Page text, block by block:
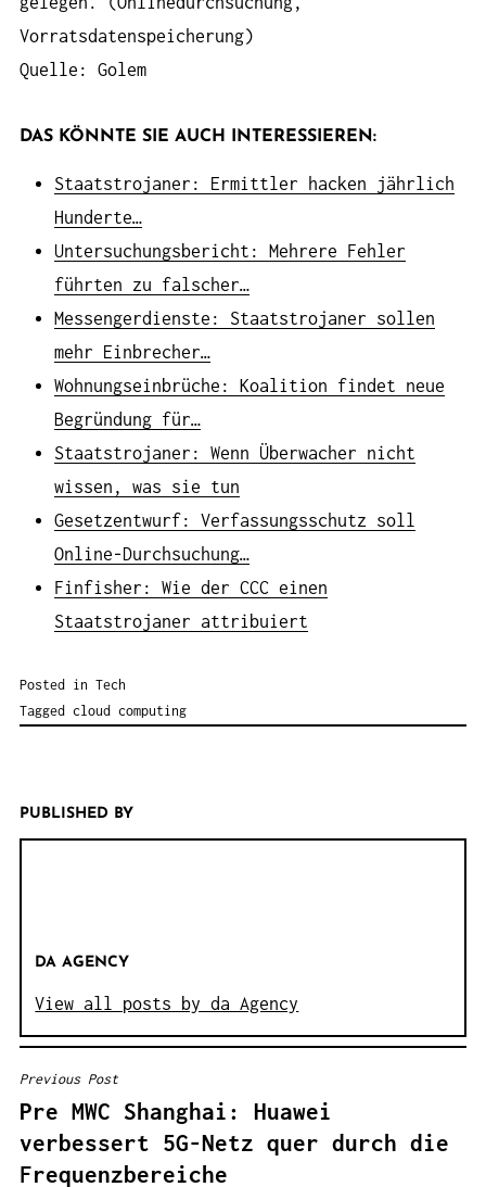
Vorratsdatenspeicherung)
Quelle: Golem
DAS KÖNNTE SIE AUCH INTERESSIEREN:
Staatstrojaner: Ermittler hacken jährlich
Hunderte…
Untersuchungsbericht: Mehrere Fehler
führten zu falscher…
Messengerdienste: Staatstrojaner sollen
mehr Einbrecher…
Wohnungseinbrüche: Koalition findet neue
Begründung für…
Staatstrojaner: Wenn Überwacher nicht
wissen, was sie tun
Gesetzentwurf: Verfassungsschutz soll
Online-Durchsuchung…
Finfisher: Wie der CCC einen
Staatstrojaner attribuiert
Posted in Tech
Tagged cloud computing
PUBLISHED BY
DA AGENCY
View all posts by da Agency
B
E
I
T
Previous Post
Pre MWC Shanghai: Huawei
verbessert 5G-Netz quer durch die
Frequenzbereiche